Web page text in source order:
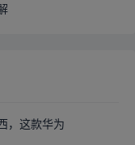
，这款华为